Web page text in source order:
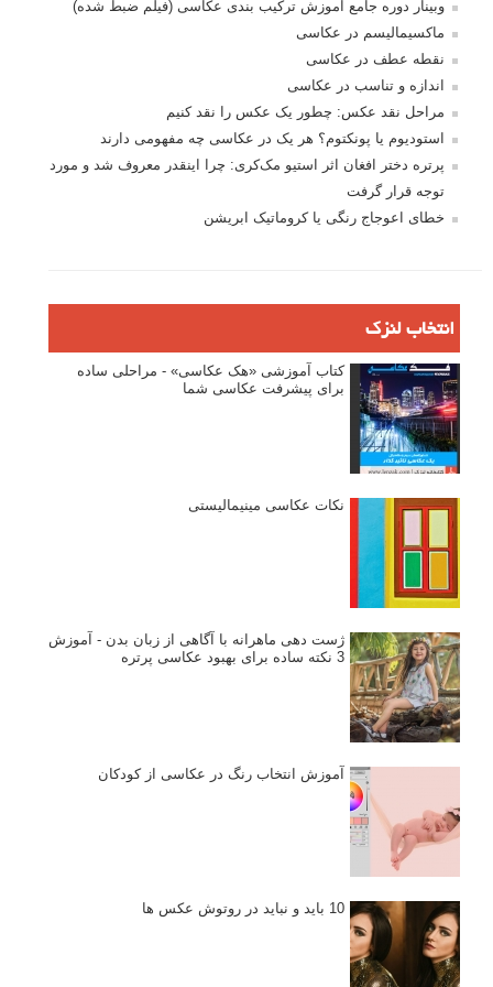
وبینار دوره جامع آموزش ترکیب بندی عکاسی (فیلم ضبط شده)
ماکسیمالیسم در عکاسی
نقطه عطف در عکاسی
اندازه و تناسب در عکاسی
مراحل نقد عکس: چطور یک عکس را نقد کنیم
استودیوم یا پونکتوم؟ هر یک در عکاسی چه مفهومی دارند
پرتره دختر افغان اثر استیو مک‌کری: چرا اینقدر معروف شد و مورد
توجه قرار گرفت
خطای اعوجاج رنگی یا کروماتیک ابریشن
انتخاب لنزک
کتاب آموزشی «هک عکاسی» - مراحلی ساده
برای پیشرفت عکاسی شما
نکات عکاسی مینیمالیستی
ژست دهی ماهرانه با آگاهی از زبان بدن - آموزش
3 نکته ساده برای بهبود عکاسی پرتره
آموزش انتخاب رنگ در عکاسی از کودکان
10 باید و نباید در روتوش عکس ها